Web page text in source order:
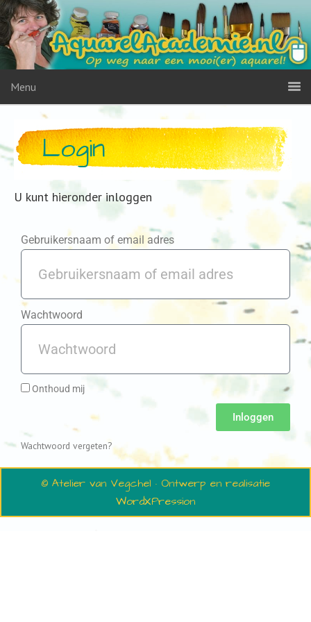
Menu
Login
U kunt hieronder inloggen
Gebruikersnaam of email adres
Wachtwoord
Onthoud mij
Inloggen
Wachtwoord vergeten?
© Atelier van Vegchel · Ontwerp en realisatie
WordXPression